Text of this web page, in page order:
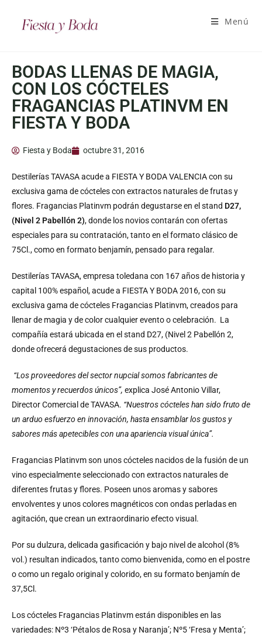
Menú
BODAS LLENAS DE MAGIA,
CON LOS CÓCTELES
FRAGANCIAS PLATINVM EN
FIESTA Y BODA
Fiesta y Boda octubre 31, 2016
Destilerías TAVASA acude a FIESTA Y BODA VALENCIA con su
exclusiva gama de cócteles con extractos naturales de frutas y
flores. Fragancias Platinvm podrán degustarse en el stand D27,
(Nivel 2 Pabellón 2), donde los novios contarán con ofertas
especiales para su contratación, tanto en el formato clásico de
75Cl., como en formato benjamín, pensado para regalar.
Destilerías TAVASA, empresa toledana con 167 años de historia y
capital 100% español, acude a FIESTA Y BODA 2016, con su
exclusiva gama de cócteles Fragancias Platinvm, creados para
llenar de magia y de color cualquier evento o celebración. La
compañía estará ubicada en el stand D27, (Nivel 2 Pabellón 2,
donde ofrecerá degustaciones de sus productos.
“Los proveedores del sector nupcial somos fabricantes de
momentos y recuerdos únicos”, explica José Antonio Villar,
Director Comercial de TAVASA. “Nuestros cócteles han sido fruto de
un arduo esfuerzo en innovación, hasta ensamblar los gustos y
sabores más apetecibles con una apariencia visual única”.
Fragancias Platinvm son unos cócteles nacidos de la fusión de un
vino especialmente seleccionado con extractos naturales de
diferentes frutas y flores. Poseen unos aromas y sabores
envolventes y unos colores magnéticos con ondas perladas en
agitación, que crean un extraordinario efecto visual.
Por su dulzura, delicada gasificación y bajo nivel de alcohol (8%
vol.) resultan indicados, tanto como bienvenida, como en el postre
o como un regalo original y colorido, en su formato benjamín de
37,5Cl.
Los cócteles Fragancias Platinvm están disponibles en las
variedades: Nº3 ‘Pétalos de Rosa y Naranja’; Nº5 ‘Fresa y Menta’;